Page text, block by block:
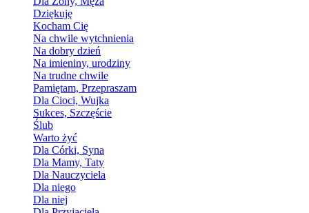
Dziękuję
Kocham Cię
Na chwile wytchnienia
Na dobry dzień
Na imieniny, urodziny
Na trudne chwile
Pamiętam, Przepraszam
Dla Cioci, Wujka
Sukces, Szczęście
Ślub
Warto żyć
Dla Córki, Syna
Dla Mamy, Taty
Dla Nauczyciela
Dla niego
Dla niej